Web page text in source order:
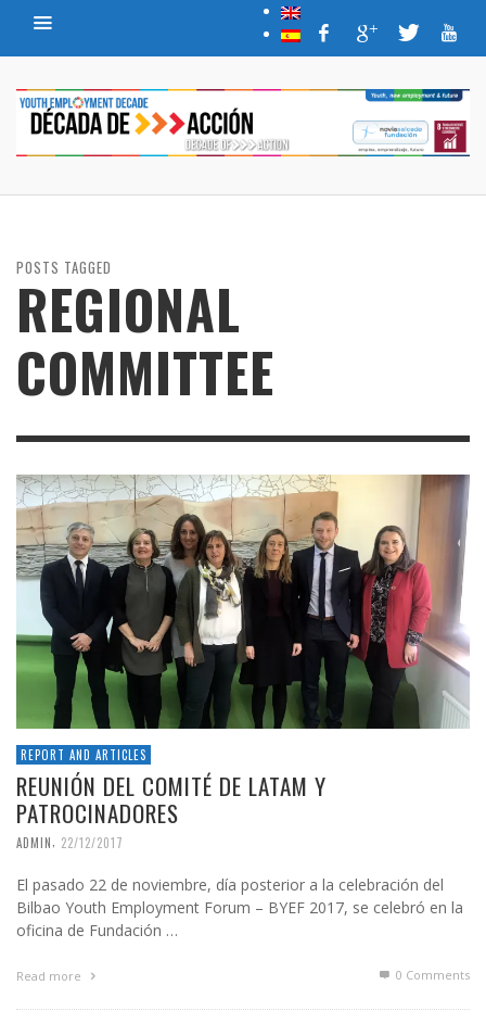
POSTS TAGGED
REGIONAL
COMMITTEE
REPORT AND ARTICLES
REUNIÓN DEL COMITÉ DE LATAM Y
PATROCINADORES
ADMIN, 22/12/2017
El pasado 22 de noviembre, día posterior a la celebración del
Bilbao Youth Employment Forum – BYEF 2017, se celebró en la
oficina de Fundación …
Read more 0 Comments